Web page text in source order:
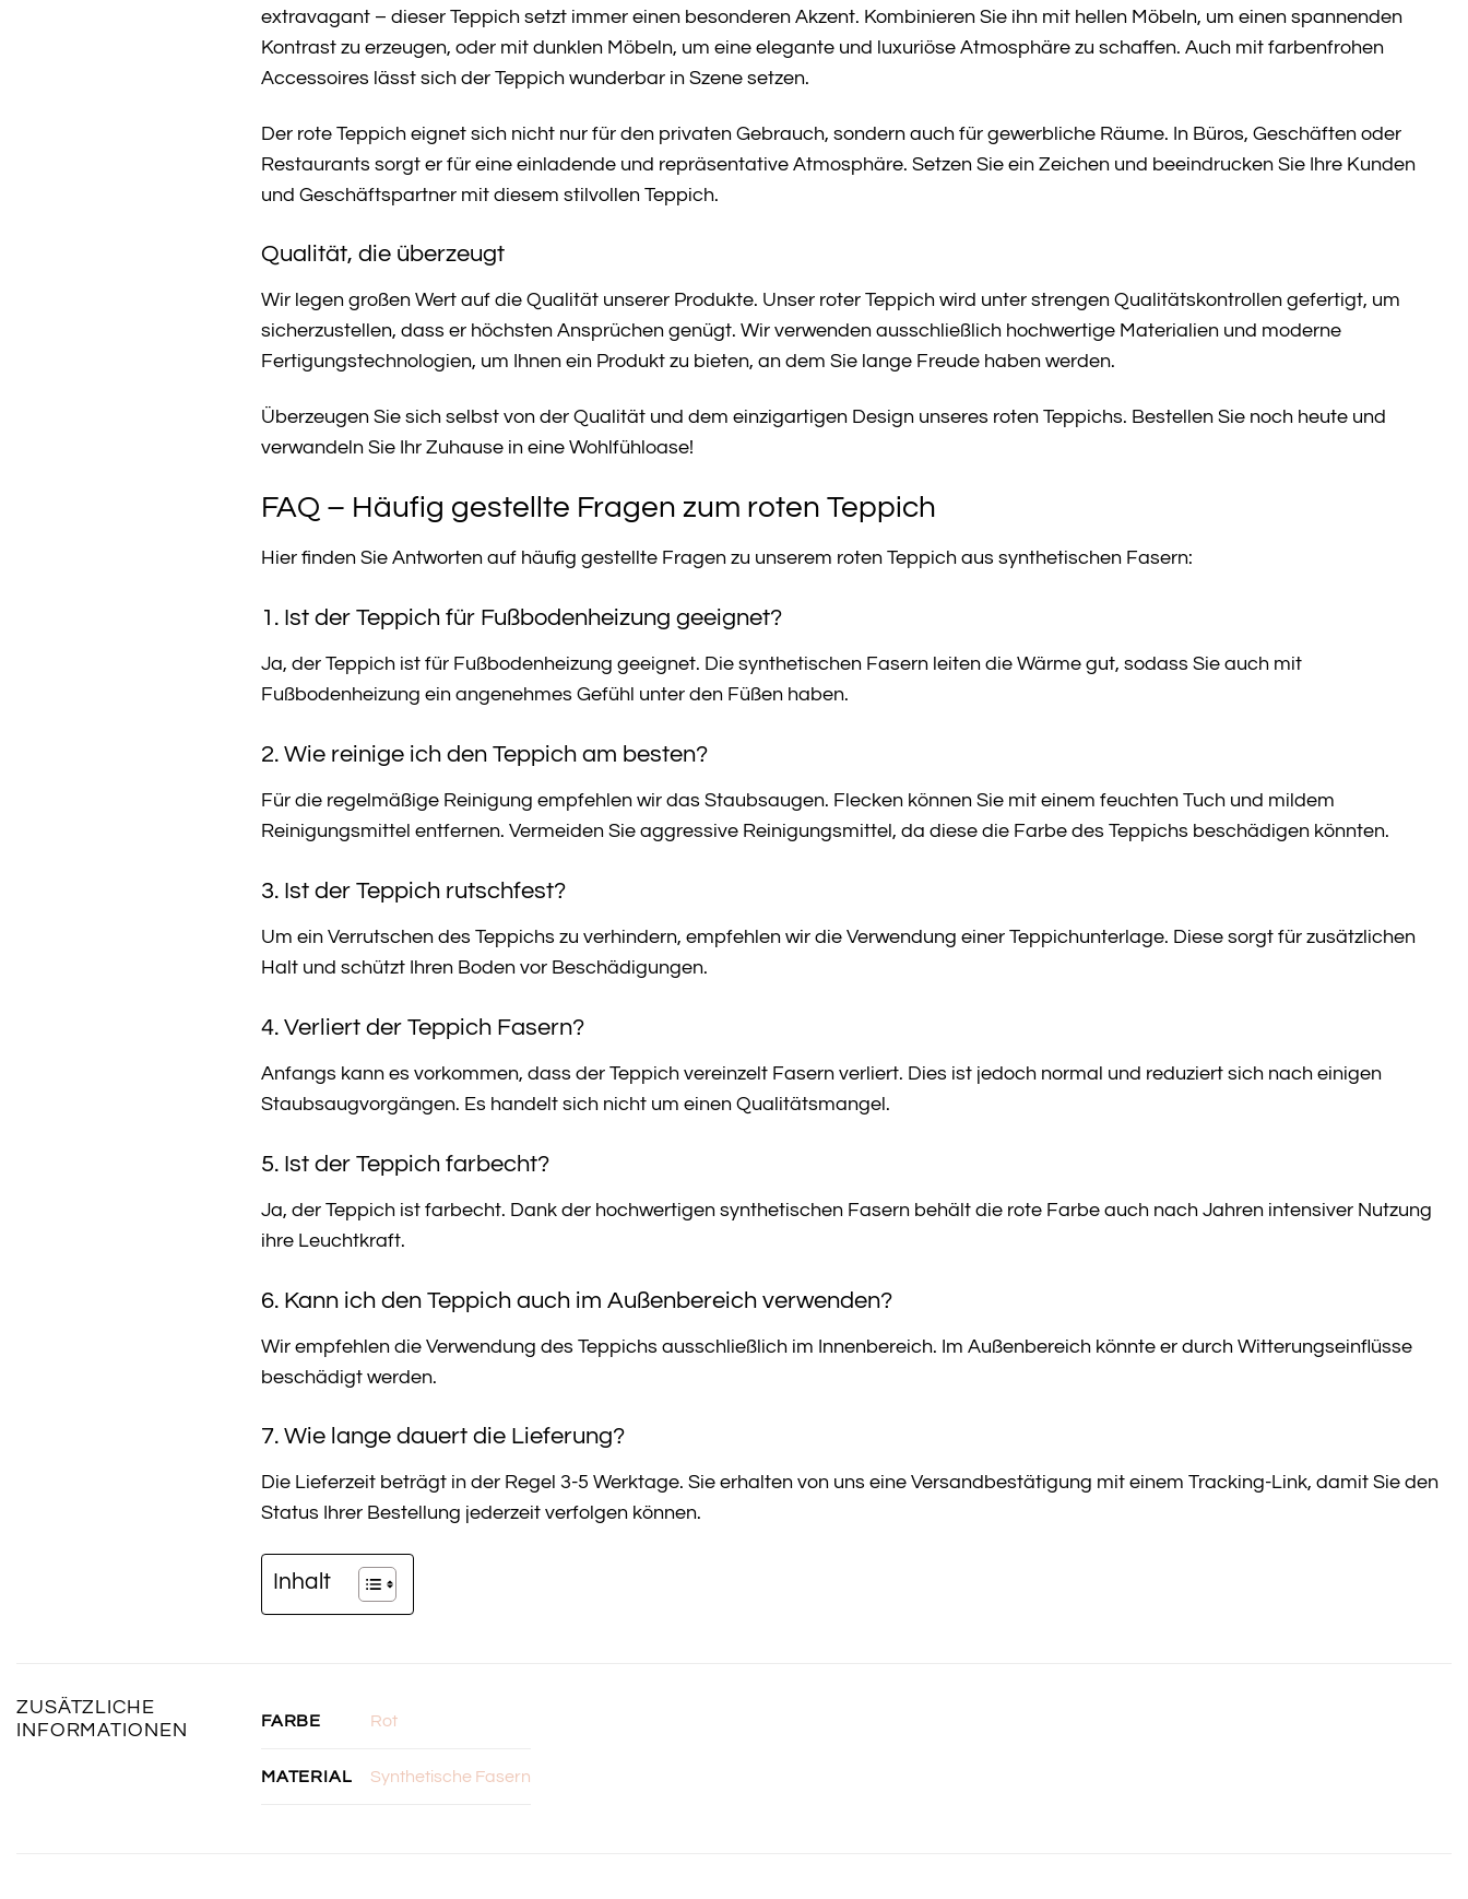
extravagant – dieser Teppich setzt immer einen besonderen Akzent. Kombinieren Sie ihn mit hellen Möbeln, um einen spannenden
Kontrast zu erzeugen, oder mit dunklen Möbeln, um eine elegante und luxuriöse Atmosphäre zu schaffen. Auch mit farbenfrohen
Accessoires lässt sich der Teppich wunderbar in Szene setzen.
Der rote Teppich eignet sich nicht nur für den privaten Gebrauch, sondern auch für gewerbliche Räume. In Büros, Geschäften oder
Restaurants sorgt er für eine einladende und repräsentative Atmosphäre. Setzen Sie ein Zeichen und beeindrucken Sie Ihre Kunden
und Geschäftspartner mit diesem stilvollen Teppich.
Qualität, die überzeugt
Wir legen großen Wert auf die Qualität unserer Produkte. Unser roter Teppich wird unter strengen Qualitätskontrollen gefertigt, um
sicherzustellen, dass er höchsten Ansprüchen genügt. Wir verwenden ausschließlich hochwertige Materialien und moderne
Fertigungstechnologien, um Ihnen ein Produkt zu bieten, an dem Sie lange Freude haben werden.
Überzeugen Sie sich selbst von der Qualität und dem einzigartigen Design unseres roten Teppichs. Bestellen Sie noch heute und
verwandeln Sie Ihr Zuhause in eine Wohlfühloase!
FAQ – Häufig gestellte Fragen zum roten Teppich
Hier finden Sie Antworten auf häufig gestellte Fragen zu unserem roten Teppich aus synthetischen Fasern:
1. Ist der Teppich für Fußbodenheizung geeignet?
Ja, der Teppich ist für Fußbodenheizung geeignet. Die synthetischen Fasern leiten die Wärme gut, sodass Sie auch mit
Fußbodenheizung ein angenehmes Gefühl unter den Füßen haben.
2. Wie reinige ich den Teppich am besten?
Für die regelmäßige Reinigung empfehlen wir das Staubsaugen. Flecken können Sie mit einem feuchten Tuch und mildem
Reinigungsmittel entfernen. Vermeiden Sie aggressive Reinigungsmittel, da diese die Farbe des Teppichs beschädigen könnten.
3. Ist der Teppich rutschfest?
Um ein Verrutschen des Teppichs zu verhindern, empfehlen wir die Verwendung einer Teppichunterlage. Diese sorgt für zusätzlichen
Halt und schützt Ihren Boden vor Beschädigungen.
4. Verliert der Teppich Fasern?
Anfangs kann es vorkommen, dass der Teppich vereinzelt Fasern verliert. Dies ist jedoch normal und reduziert sich nach einigen
Staubsaugvorgängen. Es handelt sich nicht um einen Qualitätsmangel.
5. Ist der Teppich farbecht?
Ja, der Teppich ist farbecht. Dank der hochwertigen synthetischen Fasern behält die rote Farbe auch nach Jahren intensiver Nutzung
ihre Leuchtkraft.
6. Kann ich den Teppich auch im Außenbereich verwenden?
Wir empfehlen die Verwendung des Teppichs ausschließlich im Innenbereich. Im Außenbereich könnte er durch Witterungseinflüsse
beschädigt werden.
7. Wie lange dauert die Lieferung?
Die Lieferzeit beträgt in der Regel 3-5 Werktage. Sie erhalten von uns eine Versandbestätigung mit einem Tracking-Link, damit Sie den
Status Ihrer Bestellung jederzeit verfolgen können.
Inhalt
ZUSÄTZLICHE
INFORMATIONEN
FARBE Rot
MATERIAL Synthetische Fasern